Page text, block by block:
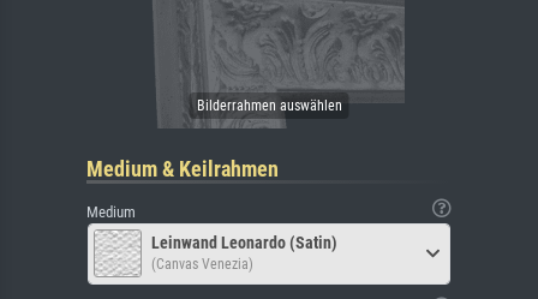
Medium & Keilrahmen
Medium
Leinwand Leonardo (Satin)
(Canvas Venezia)